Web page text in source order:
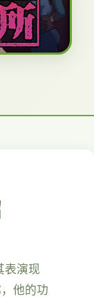
表演现
他的功